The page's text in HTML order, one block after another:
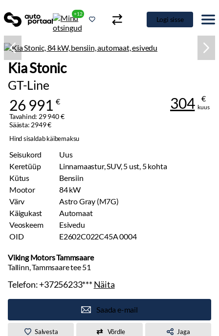
+12
Logi sisse
Kia Stonic
GT-Line
26 991 €
Tavahind: 29 940 €
Säästa: 2949 €
304 €
kuus
Hind sisaldab käibemaksu
Seisukord
Uus
Keretüüp
Linnamaastur, SUV, 5 ust, 5 kohta
Kütus
Bensiin
Mootor
84 kW
Värv
Astro Gray (M7G)
Käigukast
Automaat
Veoskeem
Esivedu
OID
E2602C022C45A 0004
Viking Motors Tammsaare
Tallinn, Tammsaare tee 51
Telefon:+37256233***Näita
Saada e-mail
Salvesta Võrdle Jaga